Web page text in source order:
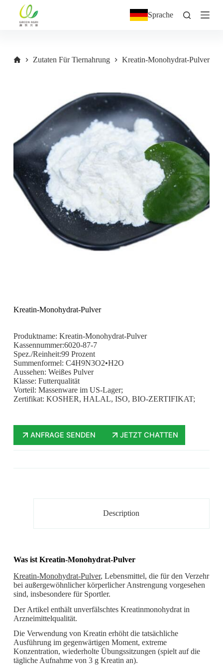
Sprache
Zutaten Für Tiernahrung Kreatin-Monohydrat-Pulver
Kreatin-Monohydrat-Pulver
Produktname: Kreatin-Monohydrat-Pulver
Kassennummer:6020-87-7
Spez./Reinheit:99 Prozent
Summenformel: C4H9N3O2•H2O
Aussehen: Weißes Pulver
Klasse: Futterqualität
Vorteil: Massenware im US-Lager;
Zertifikat: KOSHER, HALAL, ISO, BIO-ZERTIFIKAT;
ANFRAGE SENDEN JETZT CHATTEN
Description
Was ist Kreatin-Monohydrat-Pulver
Kreatin-Monohydrat-Pulver, Lebensmittel, die für den Verzehr
bei außergewöhnlicher körperlicher Anstrengung vorgesehen
sind, insbesondere für Sportler.
Der Artikel enthält unverfälschtes Kreatinmonohydrat in
Arzneimittelqualität.
Die Verwendung von Kreatin erhöht die tatsächliche
Ausführung im gegenwärtigen Moment, extreme
Konzentration, wiederholte Übungssitzungen (spielt auf die
tägliche Aufnahme von 3 g Kreatin an).